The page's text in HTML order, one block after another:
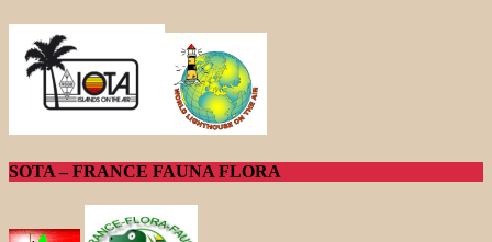
SOTA – FRANCE FAUNA FLORA